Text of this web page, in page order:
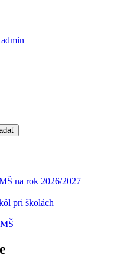
admin
na rok 2026/2027
pri školách